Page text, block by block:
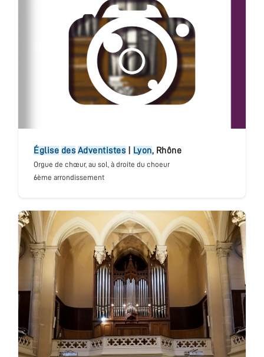
église des Adventistes| Lyon, Rhône
Orgue de chœur, au sol, à droite du choeur
6ème arrondissement